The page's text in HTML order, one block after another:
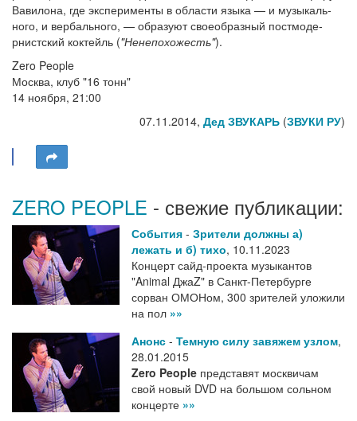
Вави­ло­на, где экспе­ри­ме­нты в об­лас­ти языка — и му­зы­каль­
ного, и ве­рбаль­ного, — образуют своеоб­раз­ный пост­моде­
рнистский ко­ктейль ("Нене­по­хожесть").
Zero People
Москва, клуб "16 тонн"
14 ноября, 21:00
07.11.2014, Дед ЗВУКАРЬ (ЗВУКИ РУ)
ZERO PEOPLE - свежие публикации:
События - Зрители должны а)
лежать и б) тихо, 10.11.2023
Концерт сайд-проекта музыкантов
"Animal ДжаZ" в Санкт-Петербурге
сорван ОМОНом, 300 зрителей уложили
на пол »»
Анонс - Темную силу завяжем узлом,
28.01.2015
Zero People представят москвичам
свой новый DVD на большом сольном
концерте »»